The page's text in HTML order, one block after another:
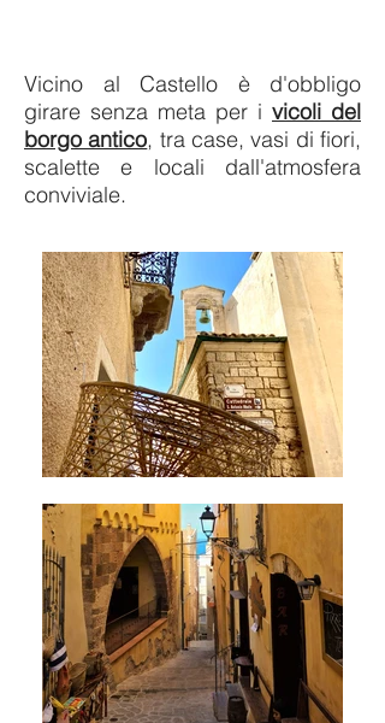
Vicino al Castello è d'obbligo
girare senza meta per i vicoli del
borgo antico, tra case, vasi di fiori,
scalette e locali dall'atmosfera
conviviale.